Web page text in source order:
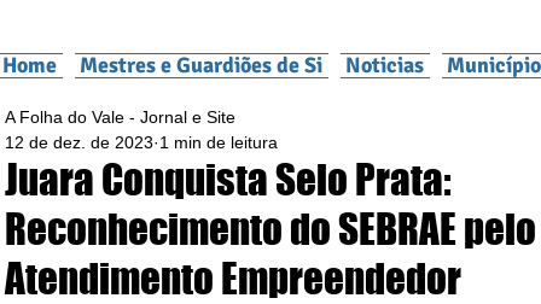
Home Mestres e Guardiões de Si Noticias
Juara Conquista Selo Prata:
Reconhecimento do SEBRAE pelo
Atendimento Empreendedor
A Folha do Vale - Jornal e Site
12 de dez. de 2023 1 min de leitura